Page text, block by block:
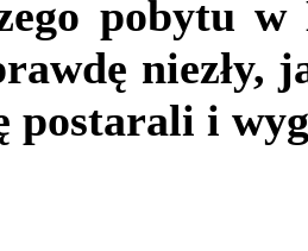
pobytu
niezły,
postarali i